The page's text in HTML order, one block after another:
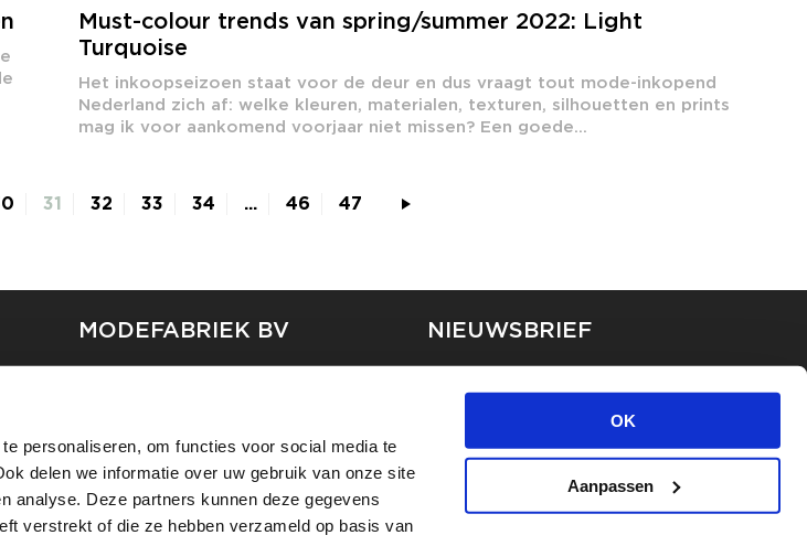
personaliseren, om functies voor social media te
delen we informatie over uw gebruik van onze site
analyse. Deze partners kunnen deze gegevens
verstrekt of die ze hebben verzameld op basis van
OK
Aanpassen
Must-colour trends van spring/summer 2022: Light
Turquoise
Het inkoopseizoen staat voor de deur en dus vraagt tout mode-inkopend
Nederland zich af: welke kleuren, materialen, texturen, silhouetten en prints
mag ik voor aankomend voorjaar niet missen? Een goede...
31 32 33 34 ... 46 47
MODEFABRIEK BV
SHIFT
NIEUWSBRIEF
laatste nieuws via de
INSCHRIJVEN